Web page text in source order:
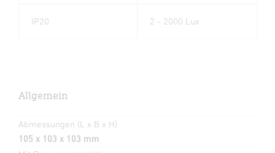
IP20 2 - 2000 Lux
Allgemein
Abmessungen (L x B x H)
105 x 103 x 103 mm